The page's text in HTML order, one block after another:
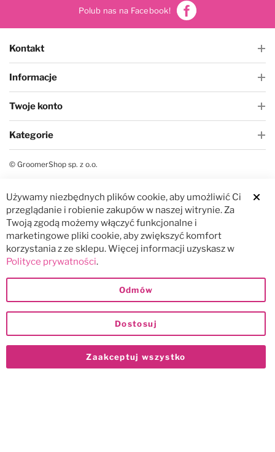
Polub nas na Facebook!
Kontakt
Informacje
Twoje konto
Kategorie
© GroomerShop sp. z o.o.
Używamy niezbędnych plików cookie, aby umożliwić Ci
przeglądanie i robienie zakupów w naszej witrynie. Za
Twoją zgodą możemy włączyć funkcjonalne i
marketingowe pliki cookie, aby zwiększyć komfort
korzystania z ze sklepu. Więcej informacji uzyskasz w
Polityce prywatności.
Zaakceptuj wszystko
Dostosuj
Odmów